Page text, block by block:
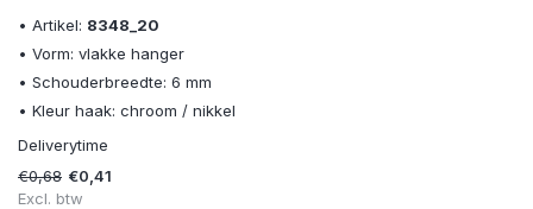
• Artikel: 8348_20
• Vorm: vlakke hanger
• Schouderbreedte: 6 mm
• Kleur haak: chroom / nikkel
Deliverytime
€0,68 €0,41
Excl. btw